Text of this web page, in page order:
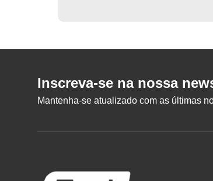
Inscreva-se na nossa
Mantenha-se atualizado com as últimas